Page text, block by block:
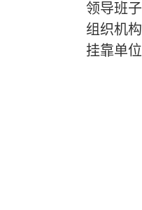
领导班子
组织机构
挂靠单位